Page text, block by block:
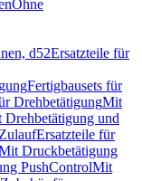
Ohne
d52Ersatzteile für
Fertigbausets für
DrehbetätigungMit
und
Ersatzteile für
Druckbetätigung
PushControlMit